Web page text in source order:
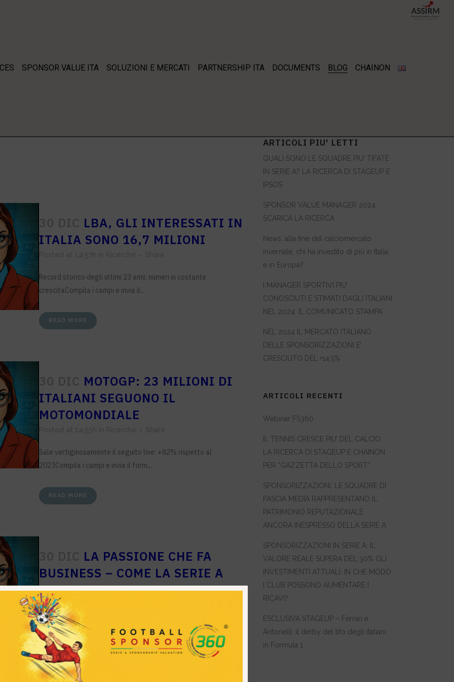
SPONSOR VALUE ITA SOLUZIONI E MERCATI PARTNERSHIP ITA DOCUMENTS BLOG CHAINON
LBA, GLI INTERESSATI IN
ITALIA SONO 16,7 MILIONI
Record storico degli ultimi 23 anni: numeri in costante
crescitaCompila i campi e invia il...
READ MORE
MOTOGP: 23 MILIONI DI
ITALIANI SEGUONO IL
MOTOMONDIALE
Sale vertiginosamente il seguito live: +82% rispetto al
2023Compila i campi e invia il form...
READ MORE
LA PASSIONE CHE FA
BUSINESS – COME LA SERIE A
GENERA VALORE PER TIFOSI,
CLUB E INVESTITORI
Posted at 14:53h
Scarica il report sull'interesse e il tifo per la Serie A di Calcio in
Italia...
ARTICOLI PIU' LETTI
QUALI SONO LE SQUADRE PIU’ TIFATE
IN SERIE A? LA RICERCA DI STAGEUP E
IPSOS
SPONSOR VALUE MANAGER 2024:
SCARICA LA RICERCA
News: alla fine del calciomercato
invernale, chi ha investito di più in Italia
e in Europa?
I MANAGER SPORTIVI PIU’
CONOSCIUTI E STIMATI DAGLI ITALIANI
NEL 2024: IL COMUNICATO STAMPA
NEL 2024 IL MERCATO ITALIANO
DELLE SPONSORIZZAZIONI E’
CRESCIUTO DEL +14.5%
ARTICOLI RECENTI
Webinar FS360
IL TENNIS CRESCE PIU’ DEL CALCIO:
LA RICERCA DI STAGEUP E CHAINON
PER “GAZZETTA DELLO SPORT”
SPONSORIZZAZIONI: LE SQUADRE DI
FASCIA MEDIA RAPPRESENTANO IL
PATRIMONIO REPUTAZIONALE
ANCORA INESPRESSO DELLA SERIE A
SPONSORIZZAZIONI IN SERIE A: IL
VALORE REALE SUPERA DEL 30% GLI
INVESTIMENTI ATTUALI. IN CHE MODO
I CLUB POSSONO AUMENTARE I
RICAVI?
ESCLUSIVA STAGEUP – Ferrari e
Antonelli: il derby del tifo degli italiani
in Formula 1